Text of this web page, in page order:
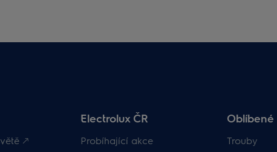
🡕
Electrolux ČR
Probíhající akce
Trouby